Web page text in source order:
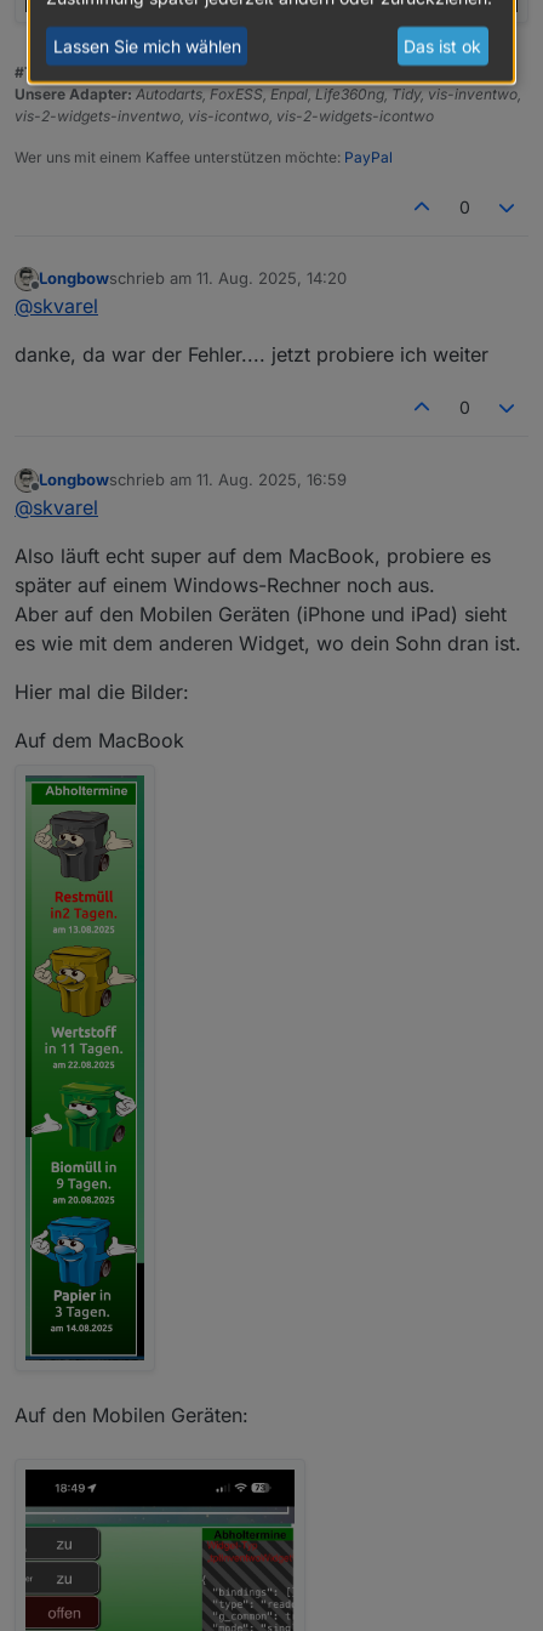
#TeamInventwo
Unsere Adapter: Autodarts, FoxESS, Enpal, Life360ng, Tidy, vis-inventwo,
vis-2-widgets-inventwo, vis-icontwo, vis-2-widgets-icontwo
Wer uns mit einem Kaffee unterstützen möchte: PayPal
0
Offline
Longbowschrieb am 11. Aug. 2025, 14:20
zuletzt editiert von
@skvarel
danke, da war der Fehler.... jetzt probiere ich weiter
0
Offline
Longbowschrieb am 11. Aug. 2025, 16:59
zuletzt editiert von
@skvarel
Also läuft echt super auf dem MacBook, probiere es
später auf einem Windows-Rechner noch aus.
Aber auf den Mobilen Geräten (iPhone und iPad) sieht
es wie mit dem anderen Widget, wo dein Sohn dran ist.
Hier mal die Bilder:
Auf dem MacBook
Auf den Mobilen Geräten:
Lassen Sie mich wählen Das ist ok